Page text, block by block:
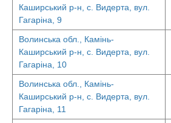
Каширський р-н, с. Видерта, вул.
Гагаріна, 9
Волинська обл., Камінь-
Каширський р-н, с. Видерта, вул.
Гагаріна, 10
Волинська обл., Камінь-
Каширський р-н, с. Видерта, вул.
Гагаріна, 11